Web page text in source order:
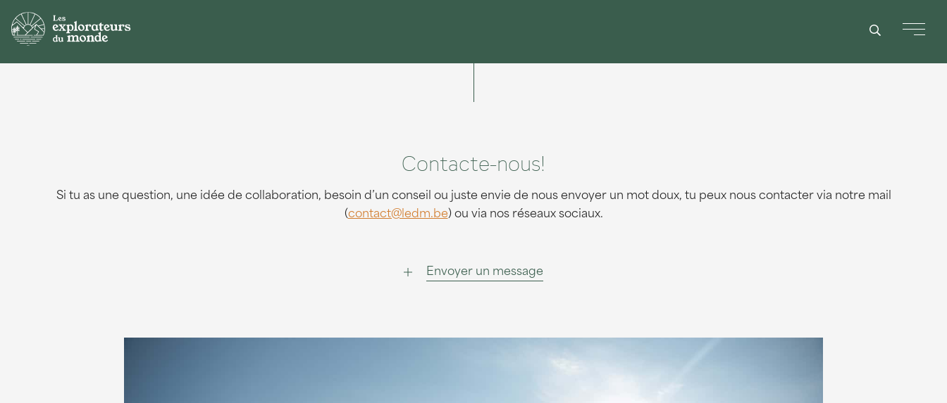
Contacte-nous!
Si tu as une question, une idée de collaboration, besoin d’un conseil ou juste envie de nous envoyer un mot doux, tu peux nous contacter via notre mail
(contact@ledm.be) ou via nos réseaux sociaux.
Envoyer un message